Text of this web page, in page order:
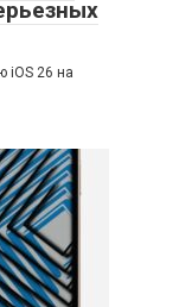
iOS 26 на